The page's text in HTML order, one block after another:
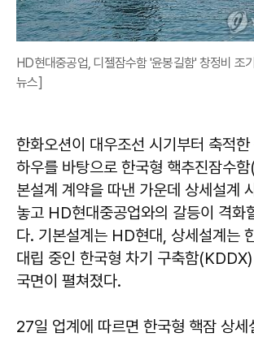
HD현대중공업, 디젤잠수함 '윤봉길함' 창정비 조
뉴스]
한화오션이 대우조선 시기부터 축적
하우를 바탕으로 한국형 핵추진잠수함
본설계 계약을 따낸 가운데 상세설계
놓고 HD현대중공업와의 갈등이 격화
다. 기본설계는 HD현대, 상세설계는
대립 중인 한국형 차기 구축함
국면이 펼쳐졌다.
27일 업계에 따르면 한국형 핵잠 상세